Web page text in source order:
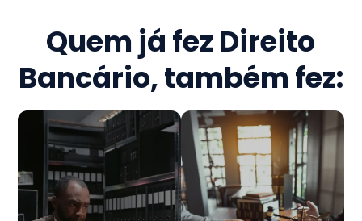
Quem já fez Direito
Bancário, também fez: